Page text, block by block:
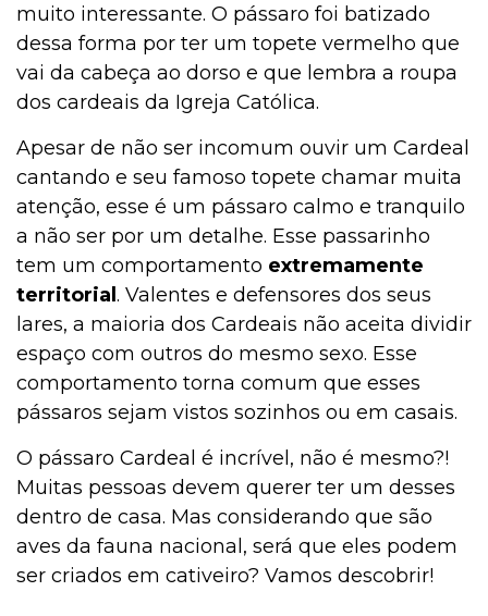
Casa & Piscina
Casa
Cachorro
Bulário
Aves
Aquarismo
Aquários e Manutenção
muito interessante. O pássaro foi batizado
dessa forma por ter um topete vermelho que
vai da cabeça ao dorso e que lembra a roupa
dos cardeais da Igreja Católica.
Apesar de não ser incomum ouvir um Cardeal
cantando e seu famoso topete chamar muita
atenção, esse é um pássaro calmo e tranquilo
a não ser por um detalhe. Esse passarinho
tem um comportamento extremamente
territorial. Valentes e defensores dos seus
lares, a maioria dos Cardeais não aceita dividir
espaço com outros do mesmo sexo. Esse
comportamento torna comum que esses
pássaros sejam vistos sozinhos ou em casais.
O pássaro Cardeal é incrível, não é mesmo?!
Muitas pessoas devem querer ter um desses
dentro de casa. Mas considerando que são
aves da fauna nacional, será que eles podem
ser criados em cativeiro? Vamos descobrir!